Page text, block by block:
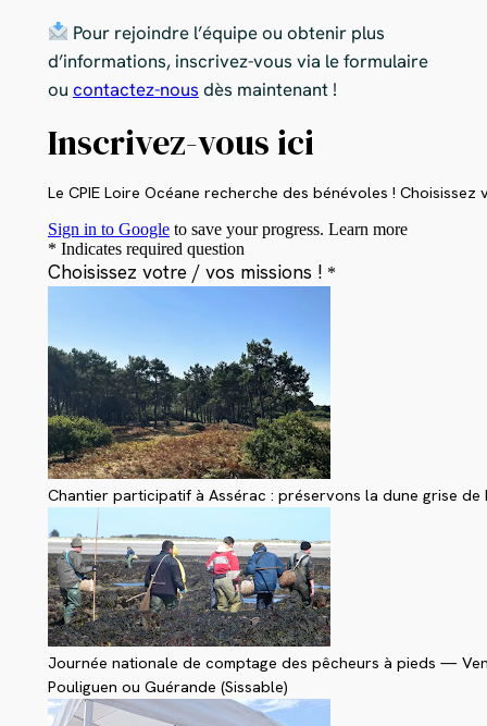
Pour rejoindre l’équipe ou obtenir plus
d’informations, inscrivez-vous via le formulaire
ou contactez-nous dès maintenant !